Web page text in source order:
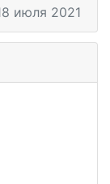
июля 2021